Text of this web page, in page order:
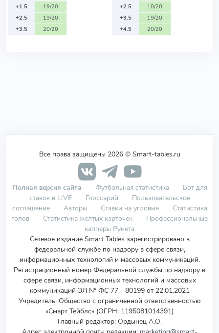
+1.5
19/20
+2.5
19/20
+3.5
20/20
+2.5
18/20
+3.5
19/20
+4.5
20/20
Все права защищены 2026 © Smart-tables.ru
Полная версия сайта Футбольная статистика
Бот для
ставок в LIVE
Глоссарий
Пользовательское
соглашение
Авторы Ставки на угловые
Статистика
голов
Статистика желтых карточек
Профессиональные
капперы Рунета
Сетевое издание Smart Tables зарегистрировано в
федеральной службе по надзору в сфере связи,
информационных технологий и массовых коммуникаций.
Регистрационный номер Федеральной службы по надзору в
сфере связи, информационных технологий и массовых
коммуникаций ЭЛ № ФС 77 - 80199 от 22.01.2021
Учредитель: Общество с ограниченной ответственностью
«Смарт Тейблс» (ОГРН: 1195081014391)
Главный редактор: Ордынец А.О.